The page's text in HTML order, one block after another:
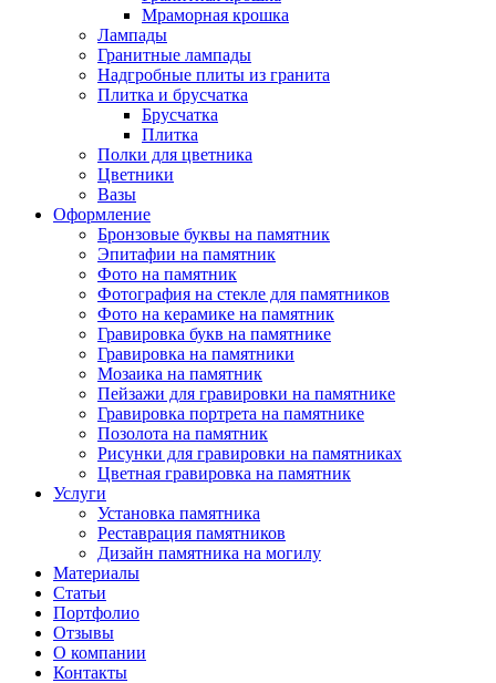
Мраморная крошка
Лампады
Гранитные лампады
Надгробные плиты из гранита
Плитка и брусчатка
Брусчатка
Плитка
Полки для цветника
Цветники
Вазы
Оформление
Бронзовые буквы на памятник
Эпитафии на памятник
Фото на памятник
Фотография на стекле для памятников
Фото на керамике на памятник
Гравировка букв на памятнике
Гравировка на памятники
Мозаика на памятник
Пейзажи для гравировки на памятнике
Гравировка портрета на памятнике
Позолота на памятник
Рисунки для гравировки на памятниках
Цветная гравировка на памятник
Услуги
Установка памятника
Реставрация памятников
Дизайн памятника на могилу
Материалы
Статьи
Портфолио
Отзывы
О компании
Контакты